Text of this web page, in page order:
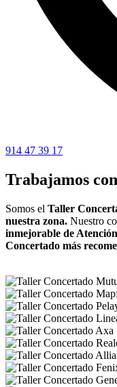
914 47 39 17
Trabajamos
Somos el Taller
nuestra zona. Nuestro
inmejorable de
Concertado más